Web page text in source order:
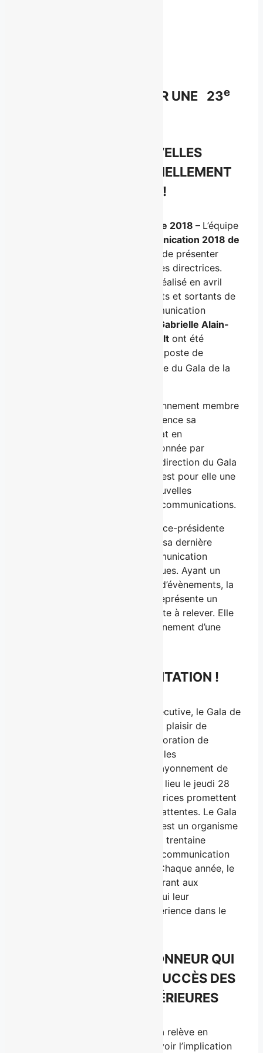
ET C’EST PARTI POUR UNE 23e
LES DEUX NOUVELLES
DIRECTRICES OFFICIELLEMENT
NOMMÉES!
Québec, le mardi 18 septembre 2018 – L’équipe
Gala de la relève en communication 2018 de
est heureuse de présenter
officiellement ses deux nouvelles directrices.
Suite au processus d’entrevue réalisé en avril
dernier par les membres entrants et sortants de
l’association étudiante en communication
Gabrielle Alain-
Raphaëlle Guilbault ont été
nommées pour le très convoité poste de
mouture du Gala de la
Gabrielle Alain-Lachance, anciennement membre
du comité Événementiel, commence sa
deuxième année au baccalauréat en
communication publique. Passionnée par
l’organisation d’événements, la direction du Gala
de la relève en communication est pour elle une
belle occasion d’acquérir de nouvelles
expériences dans le milieu des communications.
Raphaëlle Guilbault, ancienne vice-présidente
Stages et Partenariats, entame sa dernière
année au baccalauréat en communication
publique, profil relations publiques. Ayant un
intérêt marqué pour la gestion d’évènements, la
direction du Gala de la relève représente un
nouveau défi qu’elle se sent prête à relever. Elle
se dit fébrile d’organiser un événement d’une
PRÉSENTATION !
Pour une septième année consécutive, le Gala de
la relève en communication a le plaisir de
compter sur la précieuse collaboration de
pour coordonner les
communications et assurer le rayonnement de
présentation qui aura lieu le jeudi 28
mars 2019. Les nouvelles directrices promettent
un gala qui satisfera toutes les attentes. Le Gala
de la relève en communication est un organisme
à but non lucratif dirigé par une trentaine
d’étudiants du baccalauréat en communication
publique de l’Université Laval. Chaque année, le
Gala encourage la relève en offrant aux
étudiants les meilleurs stages qui leur
permettront d’acquérir de l’expérience dans le
DES PRÉSIDENTS D’HONNEUR QUI
ONT CONTRIBUÉ AU SUCCÈS DES
PRÉSENTATIONS ANTÉRIEURES
Depuis ses débuts, le Gala de la relève en
communication a la chance d’avoir l’implication